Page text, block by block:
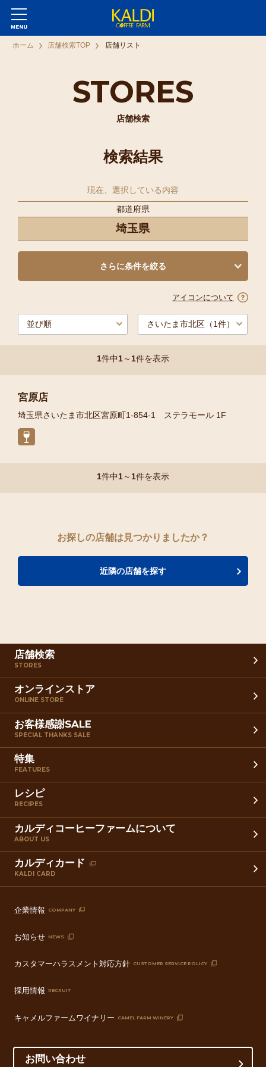
STORES
店舗検索
ホーム 店舗検索TOP 店舗リスト
検索結果
現在、選択している内容
都道府県
埼玉県
さらに条件を絞る
1件中1～1件を表示
アイコンについて
宮原店
埼玉県さいたま市北区宮原町1-854-1 ステラモール 1F
1件中1～ 1件を表示
お探しの店舗は見つかりましたか？
近隣の店舗を探す
店舗検索
STORES
オンラインストア
ONLINE STORE
お客様感謝SALE
SPECIAL THANKS SALE
特集
FEATURES
レシピ
RECIPES
カルディコーヒーファームについて
ABOUT US
カルディカード
KALDI CARD
企業情報 COMPANY
お知らせ NEWS
カスタマーハラスメント対応方針 CUSTOMER SERVICE POLICY
採用情報 RECRUIT
キャメルファームワイナリー CAMEL FARM WINERY
お問い合わせ